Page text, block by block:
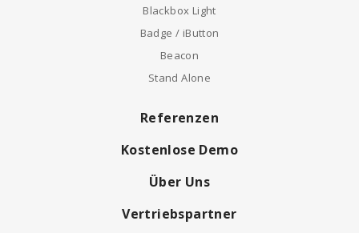
Blackbox Light
Badge / iButton
Beacon
Stand Alone
Referenzen
Kostenlose Demo
Über Uns
Vertriebspartner